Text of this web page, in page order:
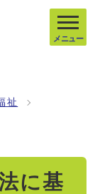
メニュー
祉
に基